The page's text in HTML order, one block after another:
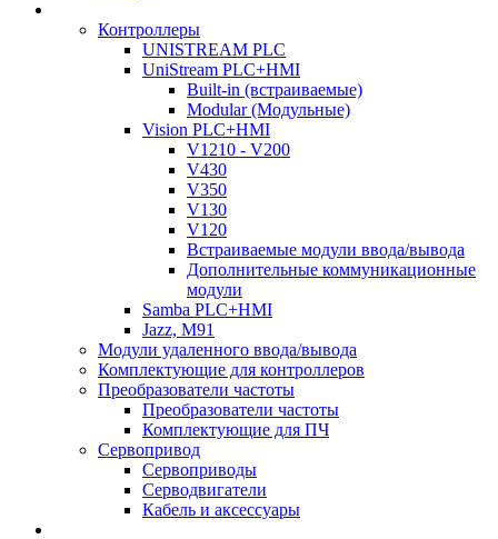
Контроллеры
UNISTREAM PLC
UniStream PLC+HMI
Built-in (встраиваемые)
Modular (Модульные)
Vision PLC+HMI
V1210 - V200
V430
V350
V130
V120
Встраиваемые модули ввода/вывода
Дополнительные коммуникационные
модули
Samba PLC+HMI
Jazz, M91
Модули удаленного ввода/вывода
Комплектующие для контроллеров
Преобразователи частоты
Преобразователи частоты
Комплектующие для ПЧ
Сервопривод
Сервоприводы
Серводвигатели
Кабель и аксессуары